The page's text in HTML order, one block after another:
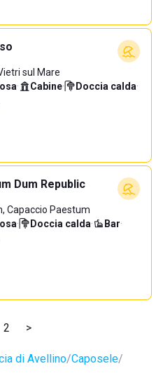
sul Mare
· Cabine· Doccia calda·
Dum Republic
Capaccio Paestum
· Doccia calda· Bar·
2 >
di Avellino Caposele